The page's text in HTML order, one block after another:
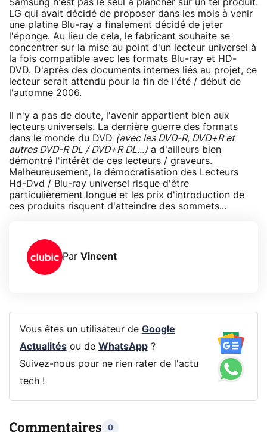
Samsung n'est pas le seul à plancher sur un tel produit.
LG qui avait décidé de proposer dans les mois à venir
une platine Blu-ray a finalement décidé de jeter
l'éponge. Au lieu de cela, le fabricant souhaite se
concentrer sur la mise au point d'un lecteur universel à
la fois compatible avec les formats Blu-ray et HD-
DVD. D'après des documents internes liés au projet, ce
lecteur serait attendu pour la fin de l'été / début de
l'automne 2006.
Il n'y a pas de doute, l'avenir appartient bien aux
lecteurs universels. La dernière guerre des formats
dans le monde du DVD (avec les DVD-R, DVD+R et
autres DVD-R DL / DVD+R DL...) a d'ailleurs bien
démontré l'intérêt de ces lecteurs / graveurs.
Malheureusement, la démocratisation des Lecteurs
Hd-Dvd / Blu-ray universel risque d'être
particulièrement longue et les prix d'introduction de
ces produits risquent d'atteindre des sommets...
Par Vincent
Vous êtes un utilisateur de Google
Actualitésou de WhatsApp?
Suivez-nous pour ne rien rater de l'actu
tech !
Commentaires 0